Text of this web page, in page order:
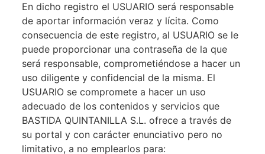
En dicho registro el USUARIO será responsable
de aportar información veraz y lícita. Como
consecuencia de este registro, al USUARIO se le
puede proporcionar una contraseña de la que
será responsable, comprometiéndose a hacer un
uso diligente y confidencial de la misma. El
USUARIO se compromete a hacer un uso
adecuado de los contenidos y servicios que
BASTIDA QUINTANILLA S.L. ofrece a través de
su portal y con carácter enunciativo pero no
limitativo, a no emplearlos para: